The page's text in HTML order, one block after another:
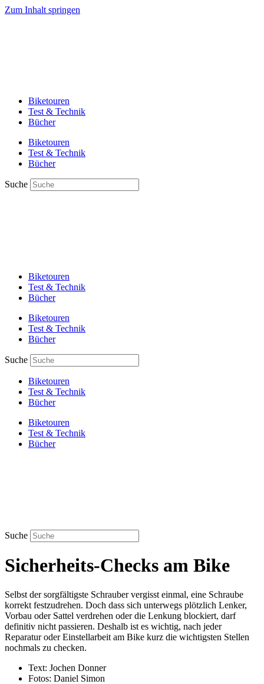
Zum Inhalt springen
Biketouren
Test & Technik
Bücher
Biketouren
Test & Technik
Bücher
Suche
Biketouren
Test & Technik
Bücher
Biketouren
Test & Technik
Bücher
Suche
Biketouren
Test & Technik
Bücher
Biketouren
Test & Technik
Bücher
Suche
Sicherheits-Checks am Bike
Selbst der sorgfältigste Schrauber vergisst einmal, eine Schraube
korrekt festzudrehen. Doch dass sich unterwegs plötzlich Lenker,
Vorbau oder Sattel verdrehen oder die Lenkung blockiert, darf
definitiv nicht passieren. Deshalb ist es wichtig, nach jeder
Reparatur oder Einstellarbeit am Bike kurz die wichtigsten Stellen
nochmals zu checken.
Text: Jochen Donner
Fotos: Daniel Simon